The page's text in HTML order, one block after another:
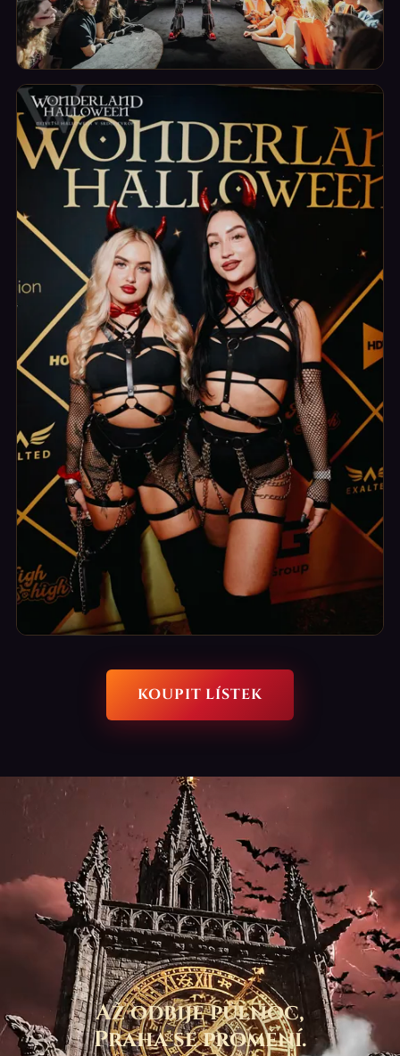
Herci a performance
Postavy, které tě vtáhnou přímo do děje.
FotopointyKOUPIT LÍSTEK
Až odbije půlnoc,
Praha se promění.